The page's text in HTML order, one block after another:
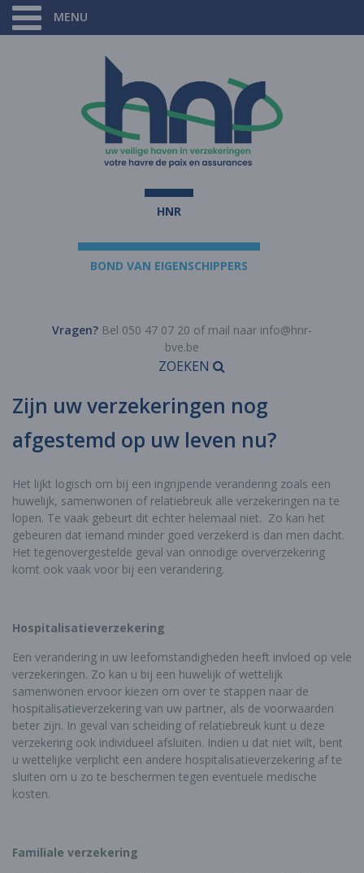
MENU
HNR
BOND VAN EIGENSCHIPPERS
Vragen? Bel 050 47 07 20 of mail naar info@hnr-
bve.be
ZOEKEN
Zijn uw verzekeringen nog
afgestemd op uw leven nu?
Het lijkt logisch om bij een ingrijpende verandering zoals een
huwelijk, samenwonen of relatiebreuk alle verzekeringen na te
lopen. Te vaak gebeurt dit echter helemaal niet. Zo kan het
gebeuren dat iemand minder goed verzekerd is dan men dacht.
Het tegenovergestelde geval van onnodige oververzekering
komt ook vaak voor bij een verandering.
Hospitalisatieverzekering
Een verandering in uw leefomstandigheden heeft invloed op vele
verzekeringen. Zo kan u bij een huwelijk of wettelijk
samenwonen ervoor kiezen om over te stappen naar de
hospitalisatieverzekering van uw partner, als de voorwaarden
beter zijn. In geval van scheiding of relatiebreuk kunt u deze
verzekering ook individueel afsluiten. Indien u dat niet wilt, bent
u wettelijke verplicht een andere hospitalisatieverzekering af te
sluiten om u zo te beschermen tegen eventuele medische
kosten.
Familiale verzekering